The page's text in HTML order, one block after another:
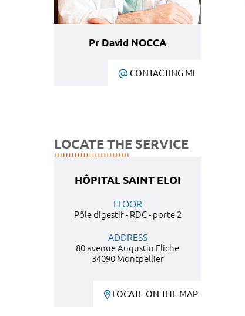
Pr David NOCCA
CONTACTING ME
LOCATE THE SERVICE
HÔPITAL SAINT ELOI
FLOOR
Pôle digestif - RDC - porte 2
ADDRESS
80 avenue Augustin Fliche
34090 Montpellier
LOCATE ON THE MAP